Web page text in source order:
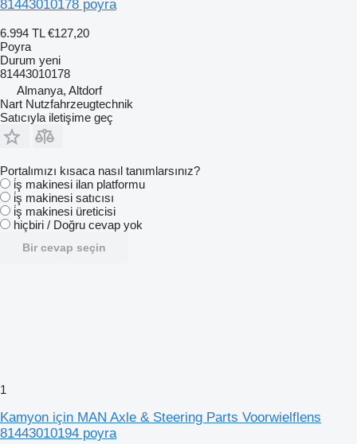
81443010178 poyra
6.994 TL €127,20
Poyra
Durum yeni
81443010178
Almanya, Altdorf
Nart Nutzfahrzeugtechnik
Satıcıyla iletişime geç
Portalımızı kısaca nasıl tanımlarsınız?
i̇ş makinesi ilan platformu
i̇ş makinesi satıcısı
i̇ş makinesi üreticisi
hiçbiri / Doğru cevap yok
Bir cevap seçin
1
Kamyon için MAN Axle & Steering Parts Voorwielflens
81443010194 poyra